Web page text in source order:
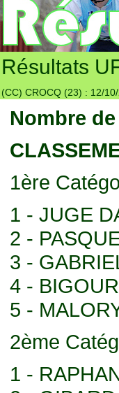
Résultats
(CC) CROCQ (23) : 12/
Nombre
1ère
1 - JUGE
2 -
3 -
4 -
5 -
2ème
1 -